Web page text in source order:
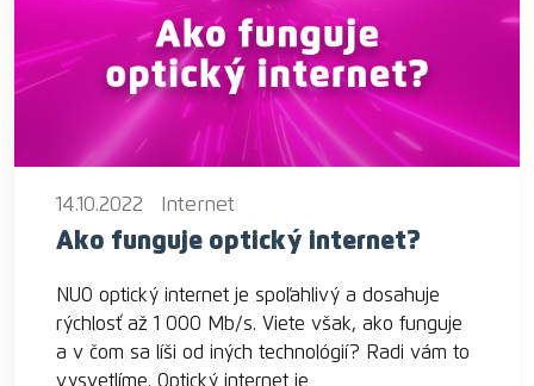
14.10.2022 Internet
Ako funguje optický internet?
NUO optický internet je spoľahlivý a dosahuje
rýchlosť až 1 000 Mb/s. Viete však, ako funguje
a v čom sa líši od iných technológií? Radi vám to
vysvetlíme. Optický internet je